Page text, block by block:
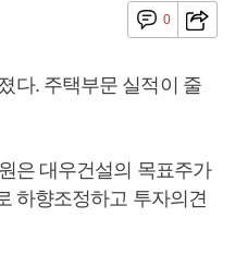
0
다. 주택부문 실적이 줄
은 대우건설의 목표주가
하향조정하고 투자의견